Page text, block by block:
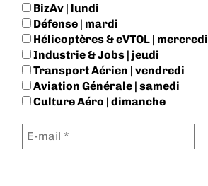
BizAv | lundi
Défense | mardi
Hélicoptères & eVTOL | mercredi
Industrie & Jobs | jeudi
Transport Aérien | vendredi
Aviation Générale | samedi
Culture Aéro | dimanche